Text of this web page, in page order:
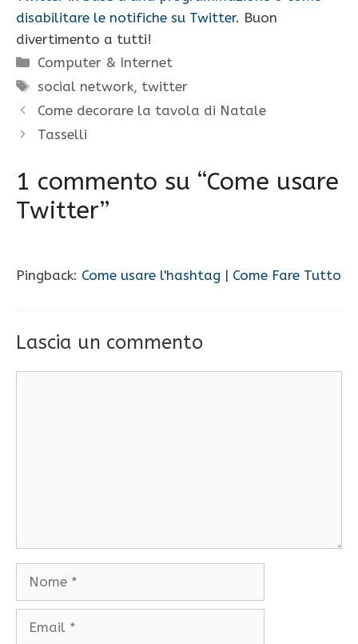
disabilitare le notifiche su Twitter. Buon
divertimento a tutti!
Categorie
Computer & Internet
Tag
social network, twitter
Come decorare la tavola di Natale
Tasselli
1 commento su “Come usare
Twitter”
Pingback: Come usare l'hashtag | Come Fare Tutto
Lascia un commento
Nome
Email